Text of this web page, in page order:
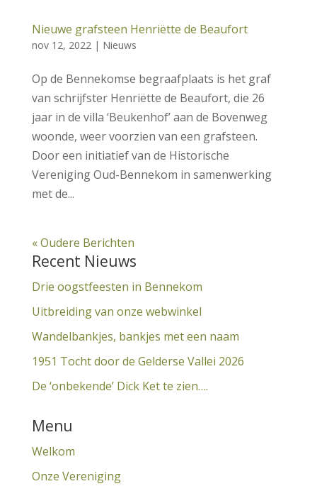
Nieuwe grafsteen Henriëtte de Beaufort
nov 12, 2022| Nieuws
Op de Bennekomse begraafplaats is het graf
van schrijfster Henriëtte de Beaufort, die 26
jaar in de villa ‘Beukenhof’ aan de Bovenweg
woonde, weer voorzien van een grafsteen.
Door een initiatief van de Historische
Vereniging Oud-Bennekom in samenwerking
met de...
« Oudere Berichten
Recent Nieuws
Drie oogstfeesten in Bennekom
Uitbreiding van onze webwinkel
Wandelbankjes, bankjes met een naam
1951 Tocht door de Gelderse Vallei 2026
De ‘onbekende’ Dick Ket te zien….
Menu
Welkom
Onze Vereniging